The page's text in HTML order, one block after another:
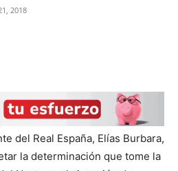
2018
del Real España, Elías Burbara,
la determinación que tome la